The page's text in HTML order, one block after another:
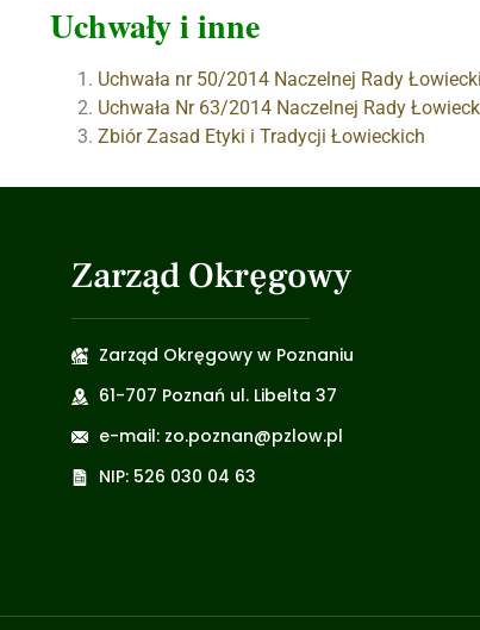
Uchwały i inne
Uchwała nr 50/2014 Naczelnej Rady
Uchwała Nr 63/2014 Naczelnej Rady
Zbiór Zasad Etyki i Tradycji Łowieckich
Zarząd Okręgowy
Zarząd Okręgowy w Poznaniu
61-707 Poznań ul. Libelta 37
e-mail: zo.poznan@pzlow.pl
NIP: 526 030 04 63